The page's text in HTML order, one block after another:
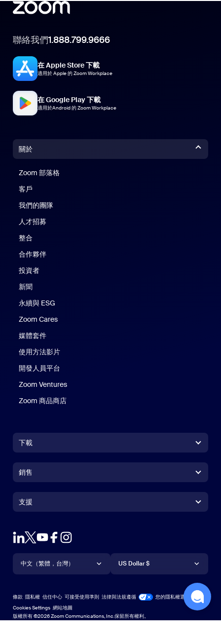
聯絡我們1.888.799.9666
在 Apple Store 下載
適用於 Apple 的 Zoom Workplace
在 Google Play 下載
適用於Android 的 Zoom Workplace
關於
Zoom 部落格
客戶
我們的團隊
人才招募
整合
合作夥伴
投資者
新聞
永續與 ESG
Zoom Cares
媒體套件
使用方法影片
開發人員平台
Zoom Ventures
Zoom 商品商店
下載
Zoom Rooms 應用程式Zoom Rooms 應用程式
Zoom Rooms Controller
Outlook 外掛程式
Android 應用程式
Android 應用程式
銷售
聯絡銷售人員
申請示範
網路研討會和活動
Zoom 體驗中心Zoom 體驗中心
Zoom for StartupsZoom for Startups
支援
支援
帳戶
學習中心
技術內容資料庫技術內容資料庫
意見反應
語言
中文（繁體，台灣）
Español
貨幣
US Dollar $
版權所有 ©2026 Zoom Communications, Inc.保留所有權利。
條款 隱私權 信任中心 可接受使用準則 法律與法規遵循
您的隱私權選擇
Cookies Settings 網站地圖
網站地圖